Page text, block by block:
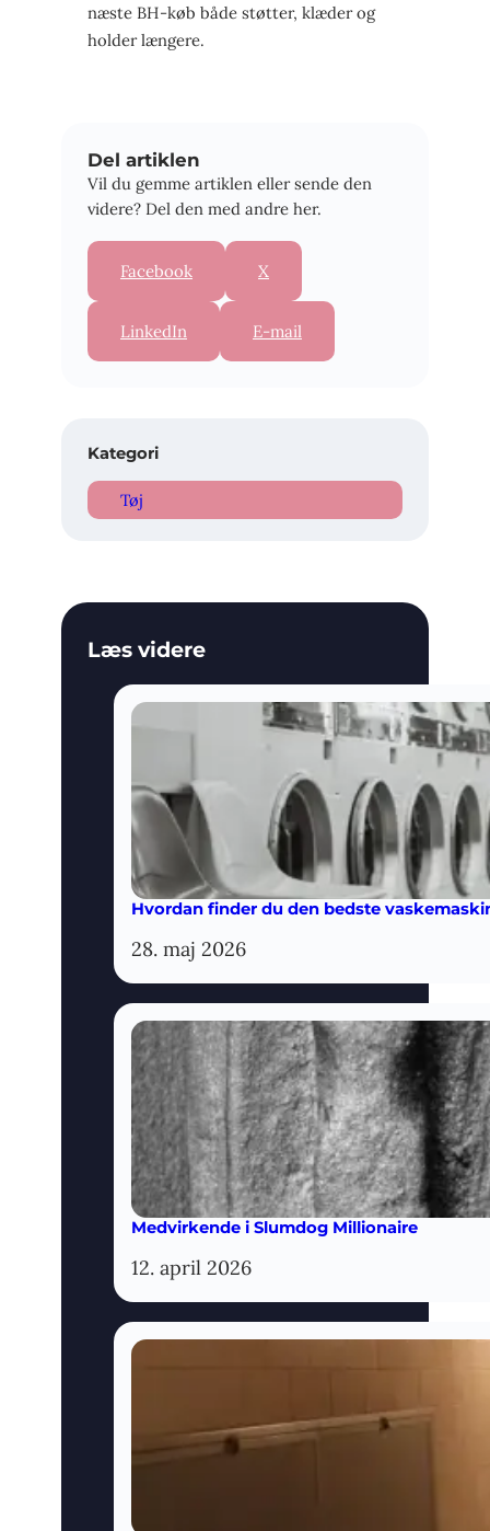
næste BH-køb både støtter, klæder og
holder længere.
Del artiklen
Vil du gemme artiklen eller sende den
videre? Del den med andre her.
Facebook X
LinkedIn E-mail
Kategori
Tøj
Læs videre
Hvordan finder du den bedste
28. maj 2026
Medvirkende i Slumdog Millionaire
12. april 2026